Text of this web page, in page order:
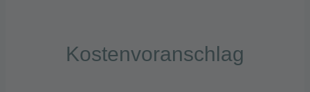
Kostenvoranschlag